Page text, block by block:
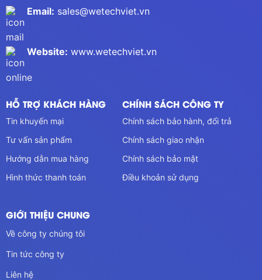
Email: sales@wetechviet.vn
Website: www.wetechviet.vn
HỖ TRỢ KHÁCH HÀNG
Tin khuyến mại
Tư vấn sản phẩm
Hướng dẫn mua hàng
Hình thức thanh toán
CHÍNH SÁCH CÔNG TY
Chính sách bảo hành, đổi trả
Chính sách giao nhận
Chính sách bảo mật
Điều khoản sử dụng
GIỚI THIỆU CHUNG
Về công ty chúng tôi
Tin tức công ty
Liên hệ